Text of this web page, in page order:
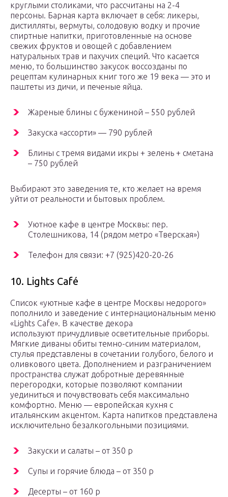
круглыми столиками, что рассчитаны на 2-4
персоны. Барная карта включает в себя: ликеры,
дистилляты, вермуты, солодовую водку и прочие
спиртные напитки, приготовленные на основе
свежих фруктов и овощей с добавлением
натуральных трав и пахучих специй. Что касается
меню, то большинство закусок воссозданы по
рецептам кулинарных книг того же 19 века — это и
паштеты из дичи, и печеные яйца.
Жареные блины с бужениной – 550 рублей
Закуска «ассорти» — 790 рублей
Блины с тремя видами икры + зелень + сметана
– 750 рублей
Выбирают это заведения те, кто желает на время
уйти от реальности и бытовых проблем.
Уютное кафе в центре Москвы: пер.
Столешникова, 14 (рядом метро «Тверская»)
Телефон для связи: +7 (925)420-20-26
10. Lights Café
Список «уютные кафе в центре Москвы недорого»
пополнило и заведение с интернациональным меню
«Lights Cafe». В качестве декора
используют причудливые осветительные приборы.
Мягкие диваны обиты темно-синим материалом,
стулья представлены в сочетании голубого, белого и
оливкового цвета. Дополнением и разграничением
пространства служат добротные деревянные
перегородки, которые позволяют компании
уединиться и почувствовать себя максимально
комфортно. Меню — европейская кухня с
итальянским акцентом. Карта напитков представлена
исключительно безалкогольными позициями.
Закуски и салаты – от 350 р
Супы и горячие блюда – от 350 р
Десерты – от 160 р